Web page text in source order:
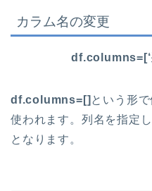
カラム名の変更
df.columns=[‘
df.columns=[] という形
使われます。列名を指定
となります。